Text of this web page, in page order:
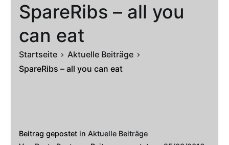
SpareRibs – all you
can eat
Startseite
Aktuelle Beiträge
SpareRibs – all you can eat
Beitrag gepostet inAktuelle Beiträge